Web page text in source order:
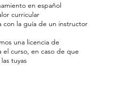
en español
curricular
con la guía de un instructor
una licencia de
el curso, en caso de que
tuyas